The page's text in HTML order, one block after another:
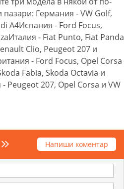
пазари: Германия - VW Golf,
A4Испания - Ford Focus,
- Fiat Punto, Fiat Panda
Clio, Peugeot 207 и
- Ford Focus, Opel Corsa
Fabia, Skoda Octavia и
Peugeot 207, Opel Corsa и VW
Напиши коментар